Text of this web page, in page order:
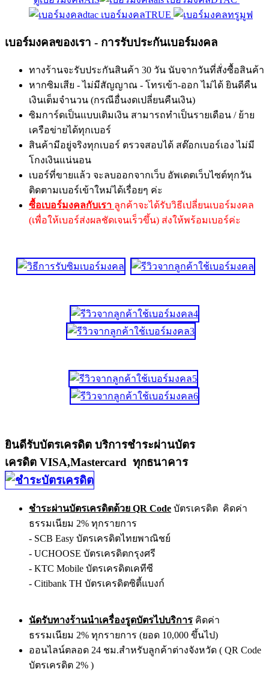
เบอร์มงคลTRUE
เบอร์มงคลของเรา - การรับประกันเบอร์มงคล
ทางร้านจะรับประกันสินค้า 30 วัน นับจากวันที่สั่งซื้อสินค้า
หากซิมเสีย - ไม่มีสัญญาณ - โทรเข้า-ออก ไม่ได้ ยินดีคืน
เงินเต็มจำนวน (กรณีอื่นงดเปลี่ยนคืนเงิน)
ซิมการ์ดเป็นแบบเติมเงิน สามารถทำเป็นรายเดือน / ย้าย
เครือข่ายได้ทุกเบอร์
สินค้ามีอยู่จริงทุกเบอร์ ตรวจสอบได้ สต๊อกเบอร์เอง ไม่มี
โกงเงินแน่นอน
เบอร์ที่ขายแล้ว จะลบออกจากเว็บ อัพเดตเว็บไซต์ทุกวัน
ติดตามเบอร์เข้าใหม่ได้เรื่อยๆ ค่ะ
ซื้อเบอร์มงคลกับเรา ลูกค้าจะได้รับวิธีเปลี่ยนเบอร์มงคล
(เพื่อให้เบอร์ส่งผลชัดเจนเร็วขึ้น) ส่งให้พร้อมเบอร์ค่ะ
ยินดีรับบัตรเครดิต บริการชำระผ่านบัตร
เครดิต VISA,Mastercard ทุกธนาคาร
ชำระผ่านบัตรเครดิตด้วย QR Code บัตรเครดิต คิดค่า
ธรรมเนียม 2% ทุกรายการ
- SCB Easy บัตรเครดิตไทยพาณิชย์
- UCHOOSE บัตรเครดิตกรุงศรี
- KTC Mobile บัตรเครดิตเคทีซี
- Citibank TH บัตรเครดิตซิตี้แบงก์
นัดรับทางร้านนำเครื่องรูดบัตรไปบริการ คิดค่า
ธรรมเนียม 2% ทุกรายการ (ยอด 10,000 ขึ้นไป)
ออนไลน์ตลอด 24 ชม.สำหรับลูกค้าต่างจังหวัด ( QR Code
บัตรเครดิต 2% )